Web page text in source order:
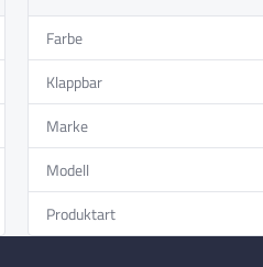
Farbe
Klappbar
Marke
Modell
Produktart